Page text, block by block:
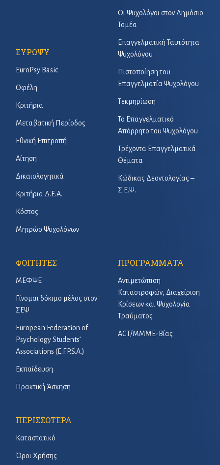
Οι Ψυχολόγοι στον Δημόσιο
Τομέα
Επαγγελματική Ταυτότητα
Ψυχολόγου
Πιστοποίηση του
Επαγγελματία Ψυχολόγου
Τεκμηρίωση
Το Επαγγελματικό
Απόρρητο του Ψυχολόγου
Τρέχοντα Επαγγελματικά
Θέματα
Κώδικας Δεοντολογίας –
Σ.Ε.Ψ.
ΕΥΡΩΨΥ
EuroPsy Basic
Οφέλη
Κριτήρια
Μεταβατική Περίοδος
Εθνική Επιτροπή
Αίτηση
Δικαιολογητικά
Κριτήρια Δ.Ε.Α.
Κόστος
Μητρώο Ψυχολόγων
ΦΟΙΤΗΤΕΣ
ΜΕΦΨΕ
Γίνομαι δόκιμο μέλος στον
ΣΕΨ
European Federation of
Psychology Students’
Associations (E.F.P.S.A.)
Εκπαίδευση
Πρακτική Άσκηση
ΠΡΟΓΡΑΜΜΑΤΑ
Αντιμετώπιση
Καταστροφών, Διαχείριση
Κρίσεων και Ψυχολογία
Τραύματος
ACT/ΜΜΜΕ-Βίας
ΠΕΡΙΣΣΟΤΕΡΑ
Καταστατικό
Όροι Χρήσης